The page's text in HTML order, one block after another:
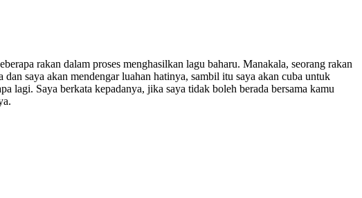
rakan dalam proses menghasilkan lagu baharu. Manakala, seorang rakan
saya akan mendengar luahan hatinya, sambil itu saya akan cuba untuk
lagi. Saya berkata kepadanya, jika saya tidak boleh berada bersama kamu